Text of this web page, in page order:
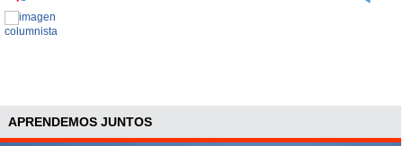
APRENDEMOS JUNTOS